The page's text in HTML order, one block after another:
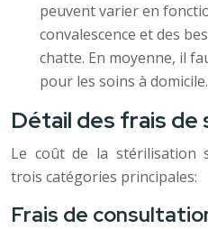
peuvent varier en
convalescence et des
chatte. En moyenne, il
pour les soins à domicile.
Détail des frais
Le coût de la stérilisation
trois catégories principales:
Frais de